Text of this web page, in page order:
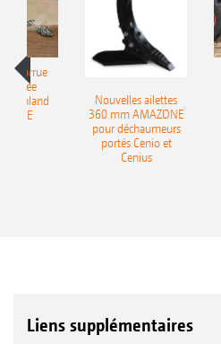
charrue
portée
Onland
Nouvelles ailettes
360 mm AMAZONE
pour déchaumeurs
portés Cenio et
Cenius
Liens supplémentaires